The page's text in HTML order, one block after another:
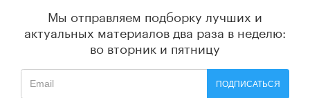
Мы отправляем подборку лучших и
актуальных материалов два раза в неделю:
во вторник и пятницу
ПОДПИСАТЬСЯ